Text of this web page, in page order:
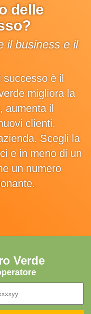
delle
il business e il
successo è il
migliora la
aumenta il
clienti.
Scegli la
e in meno di un
un numero
Verde